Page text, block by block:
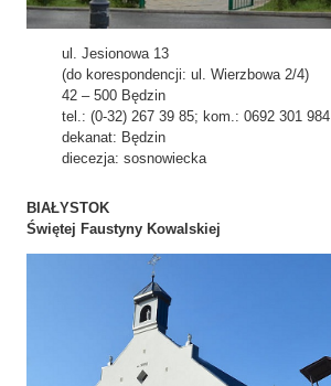
ul. Jesionowa 13
(do korespondencji: ul. Wierzbowa 2/4)
42 – 500 Będzin
tel.: (0-32) 267 39 85; kom.: 0692 301 984
dekanat: Będzin
diecezja: sosnowiecka
BIAŁYSTOK
Świętej Faustyny Kowalskiej